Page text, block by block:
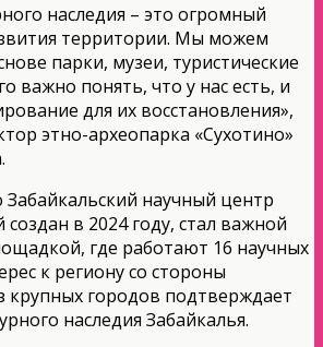
наследия – это огромный
территории. Мы можем
парки, музеи, туристические
важно понять, что у нас есть, и
для их восстановления»,
этно-археопарка «Сухотино»
научный центр
в 2024 году, стал важной
где работают 16 научных
к региону со стороны
крупных городов подтверждает
наследия Забайкалья.